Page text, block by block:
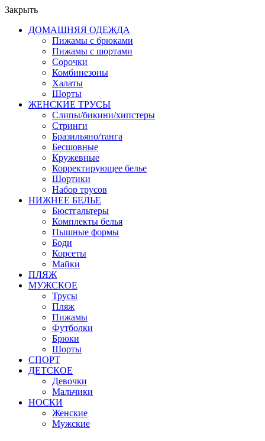
Закрыть
ДОМАШНЯЯ ОДЕЖДА
Пижамы с брюками
Пижамы с шортами
Сорочки
Комбинезоны
Халаты
Шорты
ЖЕНСКИЕ ТРУСЫ
Слипы/бикини/хипстеры
Стринги
Бразильяно/танга
Бесшовные
Кружевные
Корректирующее белье
Шортики
Набор трусов
НИЖНЕЕ БЕЛЬЕ
Бюстгальтеры
Комплекты белья
Пышные формы
Боди
Корсеты
Майки
ПЛЯЖ
МУЖСКОЕ
Трусы
Пляж
Пижамы
Футболки
Брюки
Шорты
СПОРТ
ДЕТСКОЕ
Девочки
Мальчики
НОСКИ
Женские
Мужские